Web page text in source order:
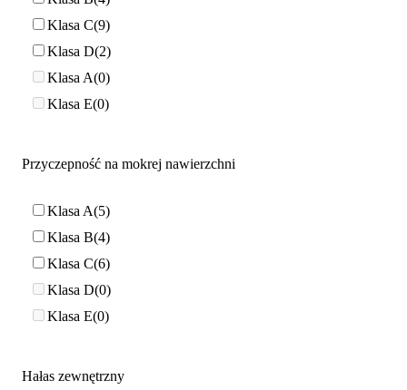
Klasa C 9
Klasa D 2
Klasa A 0
Klasa E 0
Przyczepność na mokrej nawierzchni
Klasa A 5
Klasa B 4
Klasa C 6
Klasa D 0
Klasa E 0
Hałas zewnętrzny